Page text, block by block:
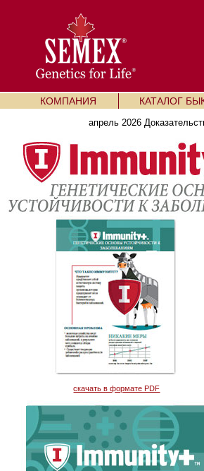
КОМПАНИЯ КАТАЛОГ
апрель 2026
скачать в формате PDF